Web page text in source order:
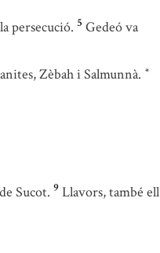
persecució. 5 Gedeó va
Zèbah i Salmunnà. *
Sucot. 9 Llavors, també ell